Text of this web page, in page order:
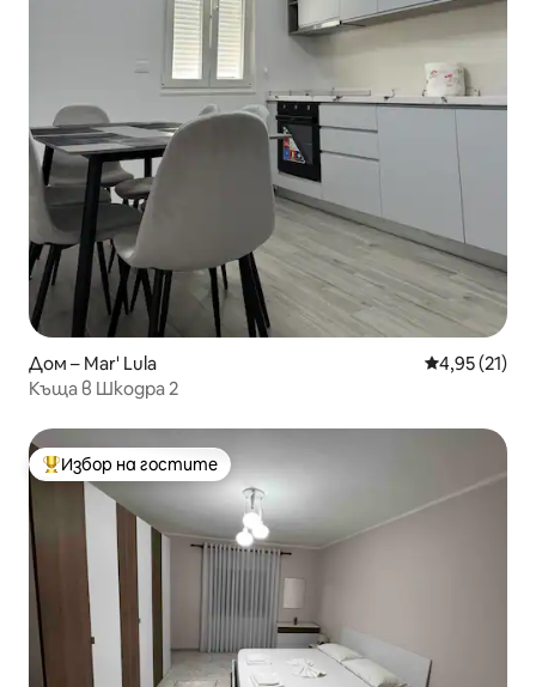
Дом – Mar' Lula Средна
4,95 (21)
Къща в Шкодра 2
Най-популярен избор на гостите
Избор на гостите